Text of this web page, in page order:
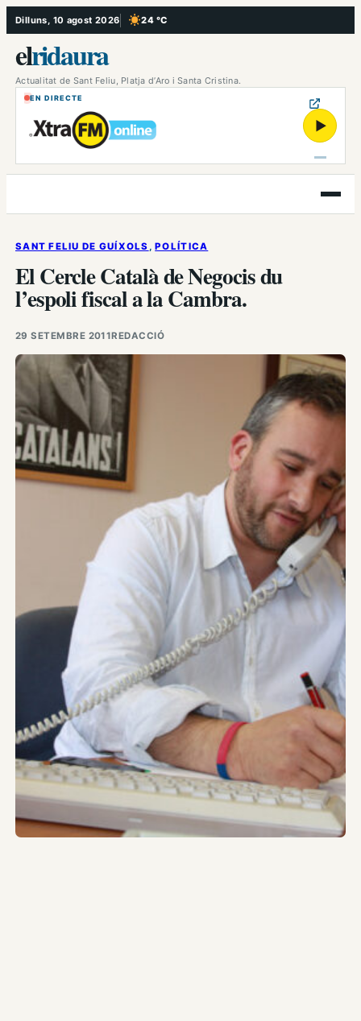
Vés
al
contingut
Dilluns, 10 agost 2026 24 °C
, Cel serè
elridaura
Actualitat de Sant Feliu, Platja d’Aro i Santa Cristina.
EN DIRECTE
▶
Obre
el
SANT FELIU DE GUÍXOLS , POLÍTICA
El Cercle Català de Negocis du
l’espoli fiscal a la Cambra.
29 SETEMBRE 2011REDACCIÓ